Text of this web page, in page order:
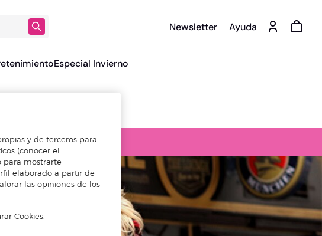
Newsletter Ayuda
Especial Invierno
MUJERy de terceros para
(conocer el
para mostrarte
elaborado a partir de
las opiniones de los
Cookies.